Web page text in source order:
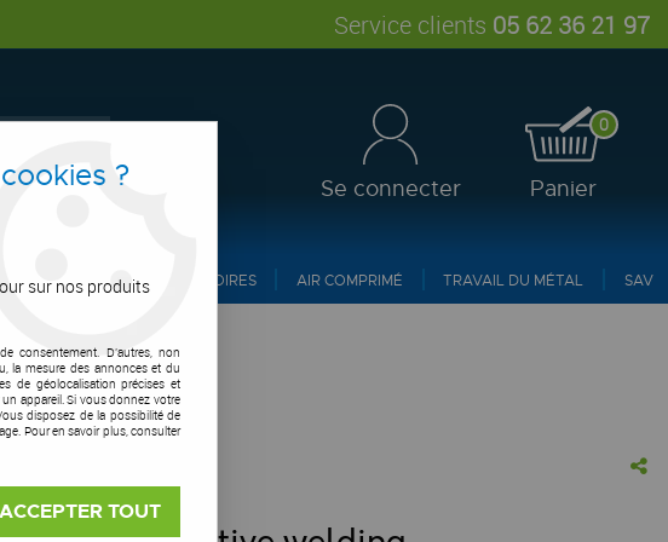
Service clients 05 62 36 21 97
Se connecter
0
Panier
E.P.I ACCESSOIRES AIR COMPRIMÉ TRAVAIL DU MÉTAL SAV
?
sur nos produits
consentement. D'autres, non
la mesure des annonces et du
de géolocalisation précises et
appareil. Si vous donnez votre
disposez de la possibilité de
Pour en savoir plus, consulter
ACCEPTER TOUT